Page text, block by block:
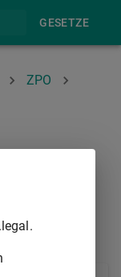
GESETZE
ZPO